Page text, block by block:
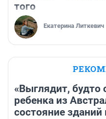
того
Екатерина Литкевич
«Выглядит, будто
ребенка из
состояние